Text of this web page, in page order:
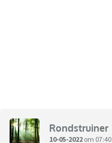
Rondstruiner
10-05-2022 om 07:40